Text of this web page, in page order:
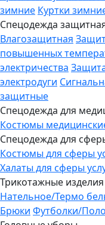
зимние Куртки
Спецодежда
Влагозащитная
повышенных
электричества
электродуги
защитные
Спецодежда для
Костюмы
Спецодежда для
Костюмы для сферы
Халаты для сферы
Трикотажные изделия
Нательное/Термо
Брюки Футболки/Поло